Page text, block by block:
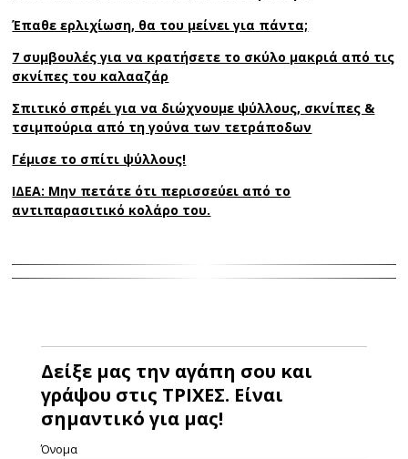
Έπαθε ερλιχίωση, θα του μείνει για πάντα;
7 συμβουλές για να κρατήσετε το σκύλο μακριά από τις
σκνίπες του καλααζάρ
Σπιτικό σπρέι για να διώχνουμε ψύλλους, σκνίπες &
τσιμπούρια από τη γούνα των τετράποδων
Γέμισε το σπίτι ψύλλους!
ΙΔΕΑ: Μην πετάτε ότι περισσεύει από το
αντιπαρασιτικό κολάρο του.
Δείξε μας την αγάπη σου και
γράψου στις ΤΡΙΧΕΣ. Είναι
σημαντικό για μας!
Όνομα